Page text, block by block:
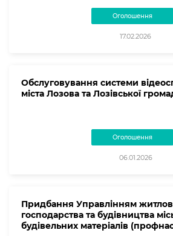
Оголошення
17.02.2026
Обслуговування системи
міста Лозова та Лозівської
Оголошення
06.01.2026
Придбання Управлінням
господарства та будівництва
будівельних матеріалів